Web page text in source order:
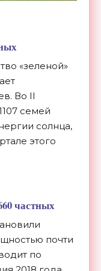
«зеленой»
Во II
семей
солнца,
этого
частных
почти
по